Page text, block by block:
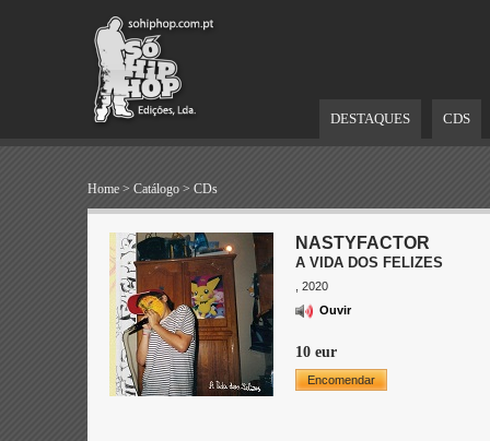
DESTAQUES CDS
Home > Catálogo > CDs
NASTYFACTOR
A VIDA DOS FELIZES
, 2020
Ouvir
10 eur
Encomendar